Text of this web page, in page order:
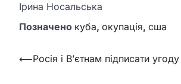
Ірина Носальська
Позначено куба, окупація, сша
Навігація
⟵Росія і В’єтнам підписати